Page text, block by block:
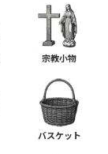
宗教小物
バスケット